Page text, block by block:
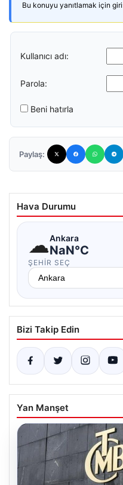
Bu konuyu yanıtlamak için
Kullanıcı adı:
Parola:
Beni hatırla
Paylaş:
Hava Durumu
☁Ankara
NaN°C
ŞEHIR SEÇ
Bizi Takip Edin
Yan Manşet